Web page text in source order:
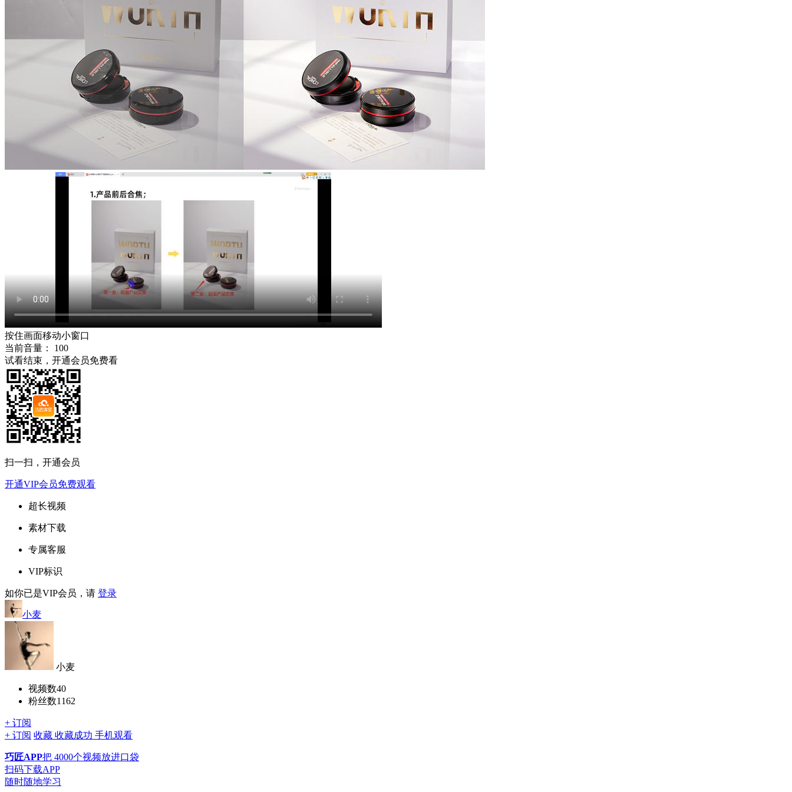
按住画面移动小窗口
当前音量： 100
试看结束，开通会员免费看
扫一扫，开通会员
开通VIP会员免费观看
超长视频
素材下载
专属客服
VIP标识
如你已是VIP会员，请 登录
小麦
小麦
视频数40
粉丝数1162
+ 订阅
+ 订阅 收藏 收藏成功 手机观看
巧匠APP把 4000个视频放进口袋
扫码下载APP
随时随地学习